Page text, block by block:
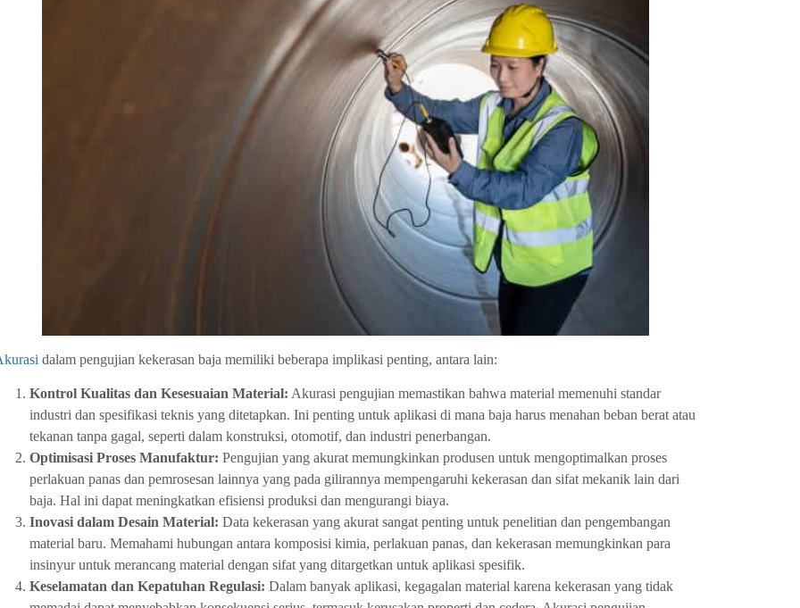
dalam pengujian kekerasan baja memiliki beberapa implikasi penting, antara lain:
Kontrol Kualitas dan Kesesuaian Material: Akurasi pengujian memastikan bahwa material memenuhi standar
industri dan spesifikasi teknis yang ditetapkan. Ini penting untuk aplikasi di mana baja harus menahan beban berat atau
tekanan tanpa gagal, seperti dalam konstruksi, otomotif, dan industri penerbangan.
Optimisasi Proses Manufaktur: Pengujian yang akurat memungkinkan produsen untuk mengoptimalkan proses
perlakuan panas dan pemrosesan lainnya yang pada gilirannya mempengaruhi kekerasan dan sifat mekanik lain dari
baja. Hal ini dapat meningkatkan efisiensi produksi dan mengurangi biaya.
Inovasi dalam Desain Material: Data kekerasan yang akurat sangat penting untuk penelitian dan pengembangan
material baru. Memahami hubungan antara komposisi kimia, perlakuan panas, dan kekerasan memungkinkan para
insinyur untuk merancang material dengan sifat yang ditargetkan untuk aplikasi spesifik.
Keselamatan dan Kepatuhan Regulasi: Dalam banyak aplikasi, kegagalan material karena kekerasan yang tidak